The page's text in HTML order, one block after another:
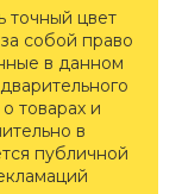
точный цвет
собой право
в данном
товарах и
в
публичной